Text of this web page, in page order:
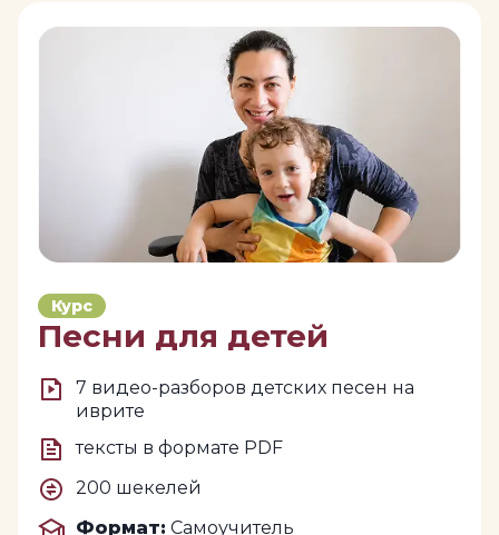
Курс
Песни для детей
7 видео-разборов детских песен на
иврите
тексты в формате PDF
200 шекелей
Формат: Самоучитель